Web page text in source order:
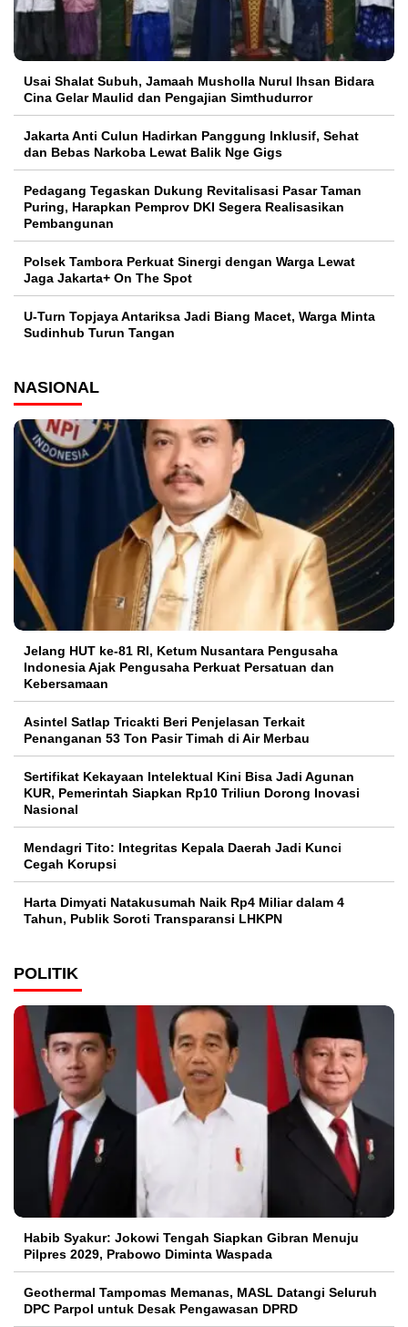
Usai Shalat Subuh, Jamaah Musholla Nurul Ihsan Bidara
Cina Gelar Maulid dan Pengajian Simthudurror
Jakarta Anti Culun Hadirkan Panggung Inklusif, Sehat
dan Bebas Narkoba Lewat Balik Nge Gigs
Pedagang Tegaskan Dukung Revitalisasi Pasar Taman
Puring, Harapkan Pemprov DKI Segera Realisasikan
Pembangunan
Polsek Tambora Perkuat Sinergi dengan Warga Lewat
Jaga Jakarta+ On The Spot
U-Turn Topjaya Antariksa Jadi Biang Macet, Warga Minta
Sudinhub Turun Tangan
NASIONAL
Jelang HUT ke-81 RI, Ketum Nusantara Pengusaha
Indonesia Ajak Pengusaha Perkuat Persatuan dan
Kebersamaan
Asintel Satlap Tricakti Beri Penjelasan Terkait
Penanganan 53 Ton Pasir Timah di Air Merbau
Sertifikat Kekayaan Intelektual Kini Bisa Jadi Agunan
KUR, Pemerintah Siapkan Rp10 Triliun Dorong Inovasi
Nasional
Mendagri Tito: Integritas Kepala Daerah Jadi Kunci
Cegah Korupsi
Harta Dimyati Natakusumah Naik Rp4 Miliar dalam 4
Tahun, Publik Soroti Transparansi LHKPN
POLITIK
Habib Syakur: Jokowi Tengah Siapkan Gibran Menuju
Pilpres 2029, Prabowo Diminta Waspada
Geothermal Tampomas Memanas, MASL Datangi Seluruh
DPC Parpol untuk Desak Pengawasan DPRD